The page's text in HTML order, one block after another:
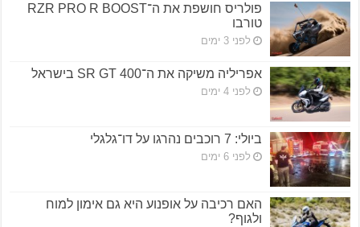
פולריס חושפת את ה־RZR PRO R BOOST
טורבו
לפני 3 ימים
אפריליה משיקה את ה־SR GT 400 בישראל
לפני 4 ימים
ביולי: 7 רוכבים נהרגו על דו־גלגלי
לפני 6 ימים
האם רכיבה על אופנוע היא גם אימון למוח
ולגוף?